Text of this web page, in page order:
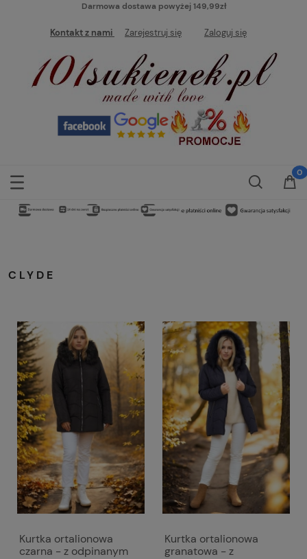
Darmowa dostawa powyżej 149,99zł
Kontakt z nami Zarejestruj się Zaloguj się
CLYDE
Kurtka ortalionowa
czarna - z odpinanym
Kurtka ortalionowa
granatowa - z